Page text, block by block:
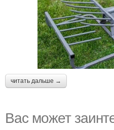
читать дальше →
Вас может